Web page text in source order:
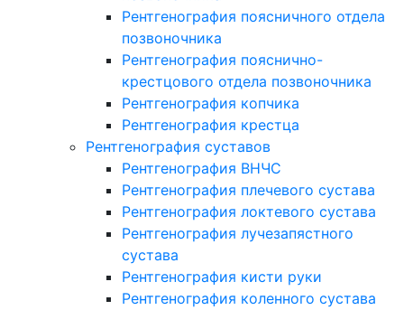
Рентгенография поясничного отдела
позвоночника
Рентгенография пояснично-
крестцового отдела позвоночника
Рентгенография копчика
Рентгенография крестца
Рентгенография суставов
Рентгенография ВНЧС
Рентгенография плечевого сустава
Рентгенография локтевого сустава
Рентгенография лучезапястного
сустава
Рентгенография кисти руки
Рентгенография коленного сустава